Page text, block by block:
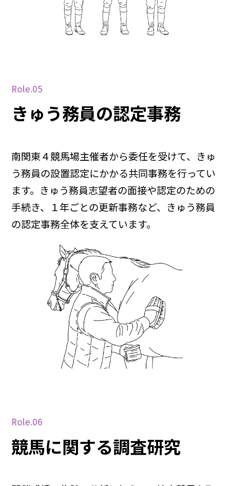
Role.05
きゅう務員の認定事務
南関東４競馬場主催者から委任を受けて、きゅ
う務員の設置認定にかかる共同事務を行ってい
ます。きゅう務員志望者の面接や認定のための
手続き、１年ごとの更新事務など、きゅう務員
の認定事務全体を支えています。
Role.06
競馬に関する調査研究